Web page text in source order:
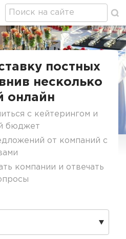
в Омске
постных
несколько
онлайн
с кейтерингом и
бюджет
от компаний с
компании и отвечать